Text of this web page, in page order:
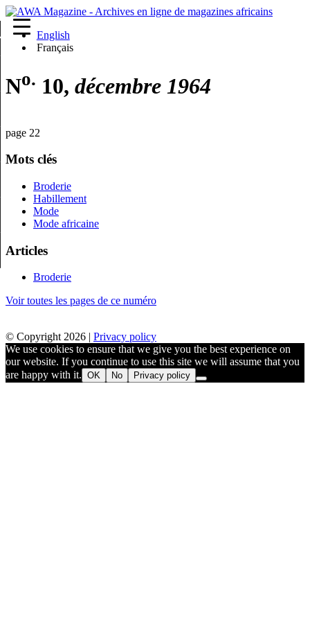
English
Français
No. 10, décembre 1964
page 22
Mots clés
Broderie
Habillement
Mode
Mode africaine
Articles
Broderie
Voir toutes les pages de ce numéro
© Copyright 2026 | Privacy policy
We use cookies to ensure that we give you the best experience on
our website. If you continue to use this site we will assume that you
are happy with it. OK No Privacy policy